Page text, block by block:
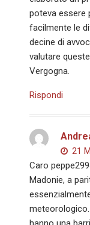
poteva essere
facilmente le
decine di
valutare
Vergogna.
Rispondi
21
Caro
Madonie, a
meteorologico.